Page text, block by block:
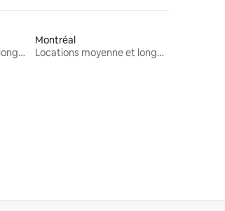
Locations moyenne et longue durée
Montréal
Locations moyenne et longue durée